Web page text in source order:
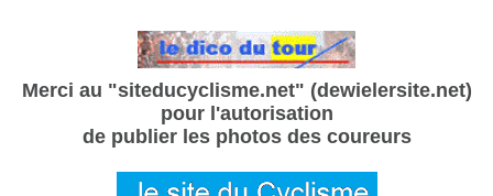
Merci au "siteducyclisme.net" (dewielersite.net)
pour l'autorisation
de publier les photos des coureurs